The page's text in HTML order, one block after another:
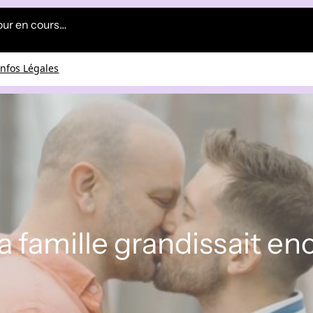
en cours…
Légales
famille grandissait